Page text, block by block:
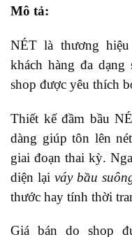
Mô tả:
NÉT là thương
khách hàng đa dạng
shop được yêu thích
Thiết kế đầm bầu
dàng giúp tôn lên
giai đoạn thai kỳ.
diện lại váy bầu
thước hay tính thời
Giá bán do shop